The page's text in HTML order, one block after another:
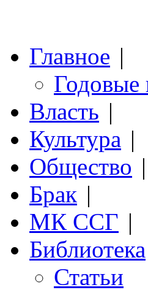
Главное |
Годовые
Власть |
Культура |
Общество |
Брак |
МК ССГ |
Библиотека
Статьи